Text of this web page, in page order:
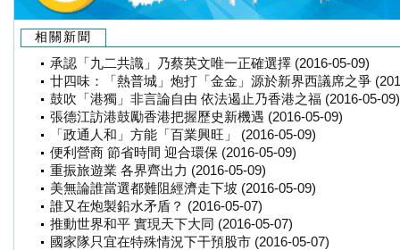
相關新聞
承認「九二共識」乃蔡英文唯一正確選擇 (2016-05-09)
廿四味：「熱普城」炮打「金金」源於新界西議席之爭
鼓吹「港獨」非言論自由 依法遏止乃香港之福 (2016-05-09)
張德江訪港鼓勵香港把握歷史新機遇 (2016-05-09)
「政通人和」方能「百業興旺」 (2016-05-09)
便利營商 節省時間 迎合環保 (2016-05-09)
重振旅遊業 各界齊出力 (2016-05-09)
美無論誰當選都難阻經濟走下坡 (2016-05-09)
誰又在炮製鉛水矛盾？ (2016-05-07)
推動世界和平 實現天下大同 (2016-05-07)
國家隊只宜在特殊情況下干預股市 (2016-05-07)